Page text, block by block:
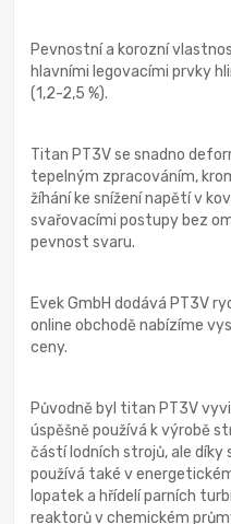
Pevnostní a korozní
hlavními legovacími prvky
(1,2-2,5 %).
Titan PT3V se snadno
tepelným zpracováním,
žíhání ke snížení napětí v
svařovacími postupy bez
pevnost svaru.
Evek GmbH dodává PT3V
online obchodě nabízíme
ceny.
Původně byl titan PT3V
úspěšně používá k výrobě
částí lodních strojů, ale díky
používá také v
lopatek a hřídelí parních
reaktorů v chemickém